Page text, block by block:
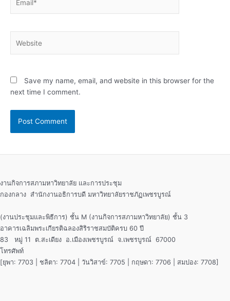
Save my name, email, and website in this browser for the
next time I comment.
งานกิจการสภามหาวิทยาลัย และการประชุม
กองกลาง สำนักงานอธิการบดี มหาวิทยาลัยราชภัฏเพชรบูรณ์
(งานประชุมและพิธีการ) ชั้น M (งานกิจการสภามหาวิทยาลัย) ชั้น 3
อาคารเฉลิมพระเกียรติฉลองสิริราชสมบัติครบ 60 ปี
83 หมู่ 11 ต.สะเดียง อ.เมืองเพชรบูรณ์ จ.เพชรบูรณ์ 67000
โทรศัพท์
[ยุพา: 7703 | ชลิตา: 7704 | วันวิสาข์: 7705 | กฤษดา: 7706 | สมปอง: 7708]